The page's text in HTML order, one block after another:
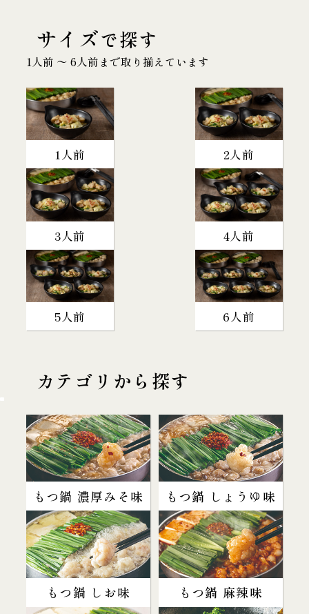
サイズで探す
1人前 〜 6人前まで取り揃えています
1人前 2人前
3人前 4人前
5人前 6人前
カテゴリから探す
もつ鍋 濃厚みそ味 もつ鍋 しょうゆ味
もつ鍋 しお味 もつ鍋 麻辣味